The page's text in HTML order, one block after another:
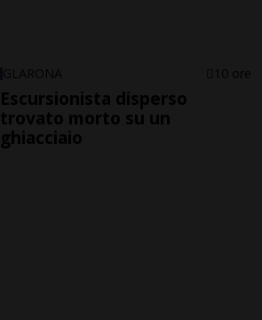
GLARONA 10 ore
Escursionista disperso
trovato morto su un
ghiacciaio